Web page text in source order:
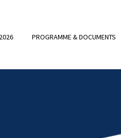
PROGRAMME & DOCUMENTS